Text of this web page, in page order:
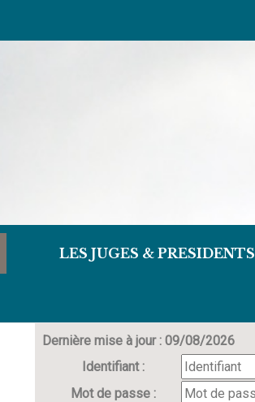
LES JUGES & PRESIDENTS
Dernière mise à jour : 09/08/2026
Identifiant :
Mot de passe :